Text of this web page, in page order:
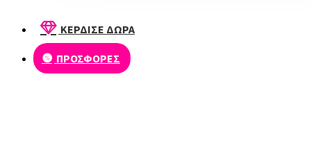
ΚΕΡΔΙΣΕ ΔΩΡΑ
ΠΡΟΣΦΟΡΕΣ